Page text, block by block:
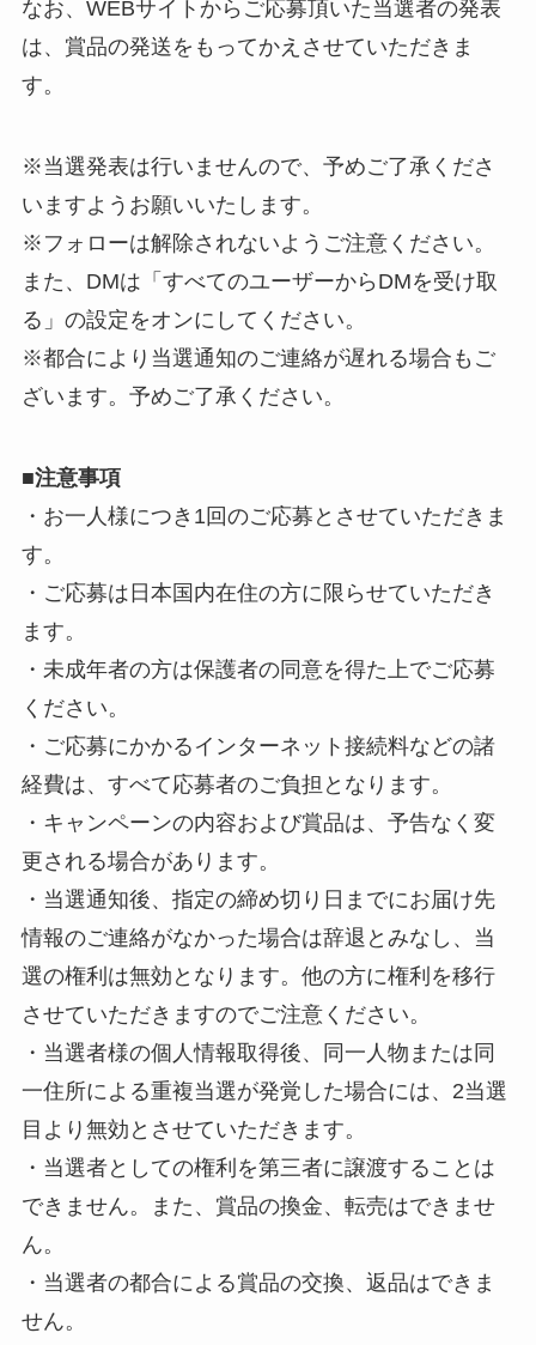
なお、WEBサイトからご応募頂いた当選者の発表
は、賞品の発送をもってかえさせていただきま
す。
※当選発表は行いませんので、予めご了承くださ
いますようお願いいたします。
※フォローは解除されないようご注意ください。
また、DMは「すべてのユーザーからDMを受け取
る」の設定をオンにしてください。
※都合により当選通知のご連絡が遅れる場合もご
ざいます。予めご了承ください。
■注意事項
・お一人様につき1回のご応募とさせていただきま
す。
・ご応募は日本国内在住の方に限らせていただき
ます。
・未成年者の方は保護者の同意を得た上でご応募
ください。
・ご応募にかかるインターネット接続料などの諸
経費は、すべて応募者のご負担となります。
・キャンペーンの内容および賞品は、予告なく変
更される場合があります。
・当選通知後、指定の締め切り日までにお届け先
情報のご連絡がなかった場合は辞退とみなし、当
選の権利は無効となります。他の方に権利を移行
させていただきますのでご注意ください。
・当選者様の個人情報取得後、同一人物または同
一住所による重複当選が発覚した場合には、2当選
目より無効とさせていただきます。
・当選者としての権利を第三者に譲渡することは
できません。また、賞品の換金、転売はできませ
ん。
・当選者の都合による賞品の交換、返品はできま
せん。